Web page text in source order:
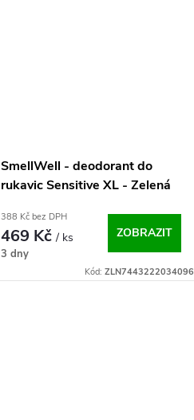
SmellWell - deodorant do
rukavic Sensitive XL - Zelená
388 Kč bez DPH
469 Kč/ ks
3 dny
ZOBRAZIT
Kód: ZLN7443222034096